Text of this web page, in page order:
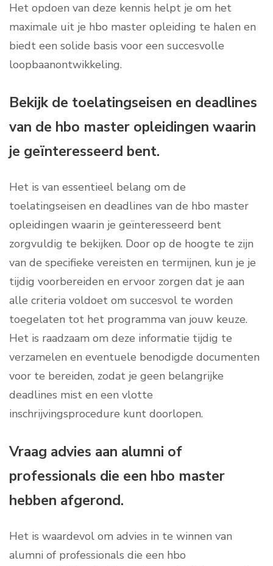
Het opdoen van deze kennis helpt je om het
maximale uit je hbo master opleiding te halen en
biedt een solide basis voor een succesvolle
loopbaanontwikkeling.
Bekijk de toelatingseisen en deadlines
van de hbo master opleidingen waarin
je geïnteresseerd bent.
Het is van essentieel belang om de
toelatingseisen en deadlines van de hbo master
opleidingen waarin je geïnteresseerd bent
zorgvuldig te bekijken. Door op de hoogte te zijn
van de specifieke vereisten en termijnen, kun je je
tijdig voorbereiden en ervoor zorgen dat je aan
alle criteria voldoet om succesvol te worden
toegelaten tot het programma van jouw keuze.
Het is raadzaam om deze informatie tijdig te
verzamelen en eventuele benodigde documenten
voor te bereiden, zodat je geen belangrijke
deadlines mist en een vlotte
inschrijvingsprocedure kunt doorlopen.
Vraag advies aan alumni of
professionals die een hbo master
hebben afgerond.
Het is waardevol om advies in te winnen van
alumni of professionals die een hbo